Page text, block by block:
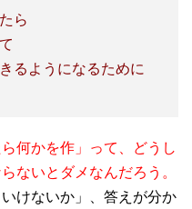
ら
るようになるために
何かを作」って、どうし
ないとダメなんだろう。
けないか」、答えが分か